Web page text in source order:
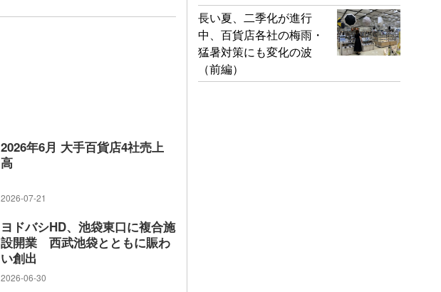
2026年6月 大手百貨店4社売上
高
2026-07-21
ヨドバシHD、池袋東口に複合施
設開業 西武池袋とともに賑わ
い創出
2026-06-30
長い夏、二季化が進行
中、百貨店各社の梅雨・
猛暑対策にも変化の波
（前編）